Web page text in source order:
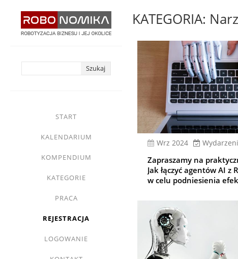
START
KALENDARIUM
KOMPENDIUM
KATEGORIE
PRACA
REJESTRACJA
LOGOWANIE
KATEGORIA:
wrz 2024
Zapraszamy na
Jak łączyć agentów AI z
w celu podniesienia